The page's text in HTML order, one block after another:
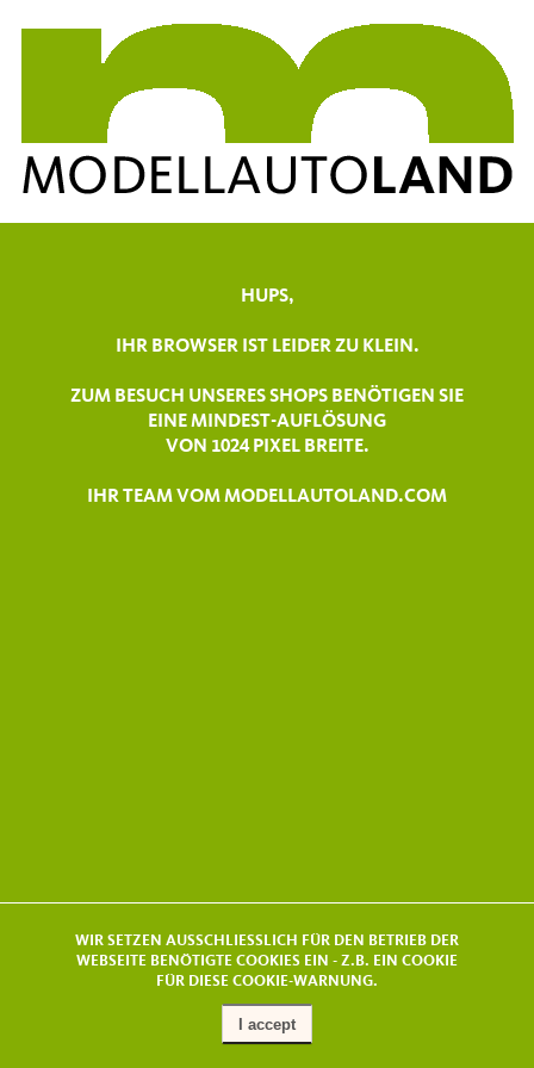
HUPS,
IHR BROWSER IST LEIDER ZU KLEIN.
ZUM BESUCH UNSERES SHOPS BENÖTIGEN SIE
EINE MINDEST-AUFLÖSUNG
VON 1024 PIXEL BREITE.
IHR TEAM VOM MODELLAUTOLAND.COM
WIR SETZEN AUSSCHLIESSLICH FÜR DEN BETRIEB DER
WEBSEITE BENÖTIGTE COOKIES EIN - Z.B. EIN COOKIE
FÜR DIESE COOKIE-WARNUNG.
I accept